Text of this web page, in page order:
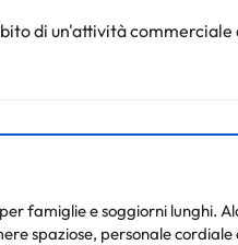
ricettiva può modificare
ricettiva.
di un'attività commerciale
famiglie e soggiorni lunghi.
spaziose, personale cordiale